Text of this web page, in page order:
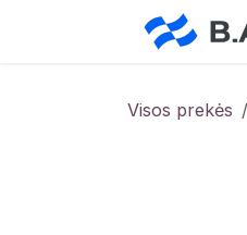
Visos prekės